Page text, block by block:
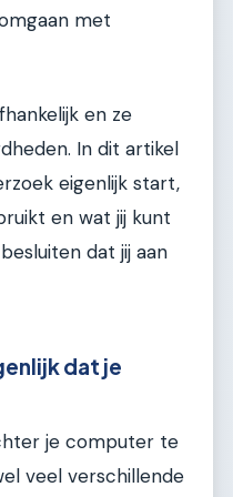
met
en ze
In dit artikel
eigenlijk start,
en wat jij kunt
dat jij aan
dat je
je computer te
veel verschillende